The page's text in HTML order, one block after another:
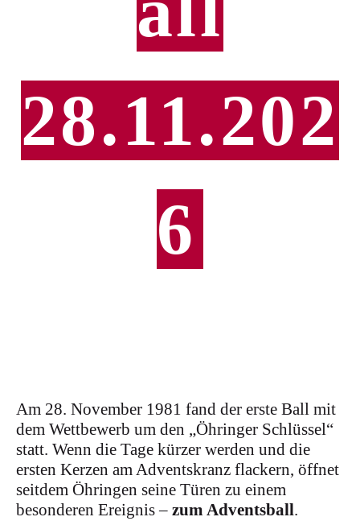
28.11.202
6
Am 28. November 1981 fand der erste Ball mit
dem Wettbewerb um den „Öhringer Schlüssel“
statt. Wenn die Tage kürzer werden und die
ersten Kerzen am Adventskranz flackern, öffnet
seitdem Öhringen seine Türen zu einem
besonderen Ereignis – zum Adventsball.